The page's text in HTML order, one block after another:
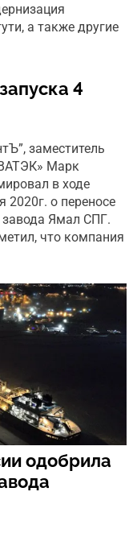
а также другие
4
заместитель
Марк
в ходе
2020г. о переносе
завода Ямал СПГ.
что компания
одобрила